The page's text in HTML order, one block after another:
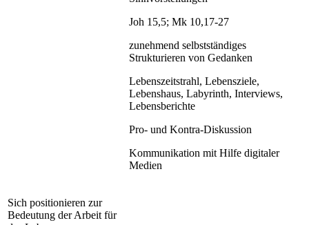
Joh 15,5; Mk 10,17-27
zunehmend selbstständiges
Strukturieren von Gedanken
Lebenszeitstrahl, Lebensziele,
Lebenshaus, Labyrinth, Interviews,
Lebensberichte
Pro- und Kontra-Diskussion
Kommunikation mit Hilfe digitaler
Medien
Sich positionieren zur
Bedeutung der Arbeit für